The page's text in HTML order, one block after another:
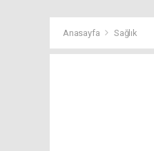
Anasayfa Sağlık